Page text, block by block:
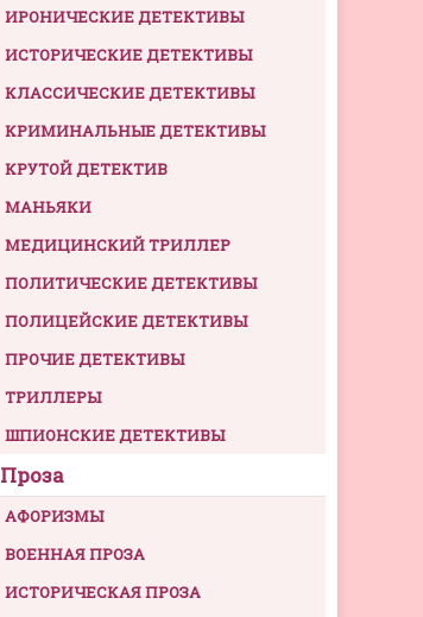
ИРОНИЧЕСКИЕ ДЕТЕКТИВЫ
ИСТОРИЧЕСКИЕ ДЕТЕКТИВЫ
КЛАССИЧЕСКИЕ ДЕТЕКТИВЫ
КРИМИНАЛЬНЫЕ ДЕТЕКТИВЫ
КРУТОЙ ДЕТЕКТИВ
МАНЬЯКИ
МЕДИЦИНСКИЙ ТРИЛЛЕР
ПОЛИТИЧЕСКИЕ ДЕТЕКТИВЫ
ПОЛИЦЕЙСКИЕ ДЕТЕКТИВЫ
ПРОЧИЕ ДЕТЕКТИВЫ
ТРИЛЛЕРЫ
ШПИОНСКИЕ ДЕТЕКТИВЫ
Проза
АФОРИЗМЫ
ВОЕННАЯ ПРОЗА
ИСТОРИЧЕСКАЯ ПРОЗА